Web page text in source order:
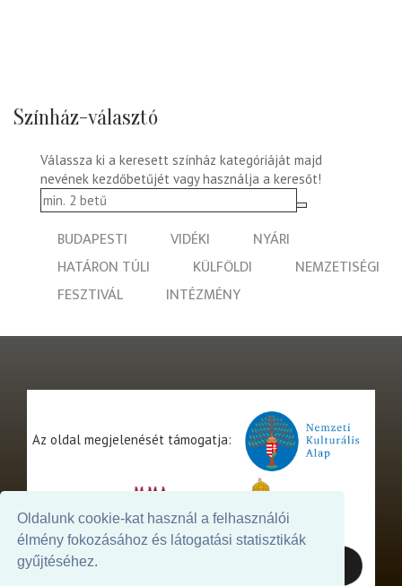
Oldalunk cookie-kat használ a felhasználói
élmény fokozásához és látogatási statisztikák
gyűjtéséhez.
Színház-választó
Válassza ki a keresett színház kategóriáját majd
nevének kezdőbetűjét vagy használja a keresőt!
BUDAPESTI VIDÉKI
NYÁRI
HATÁRON TÚLI
KÜLFÖLDI
NEMZETISÉGI
FESZTIVÁL
INTÉZMÉNY
Az oldal megjelenését támogatja: